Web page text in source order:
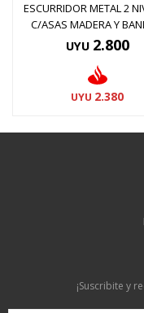
ESCURRIDOR METAL 2
C/ASAS MADERA Y
UYU 2.800
UYU 2.380
¡Suscribite y